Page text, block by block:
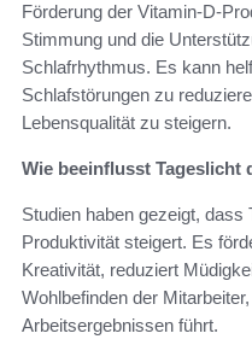
Förderung der Vitamin-D-
Stimmung und die
Schlafrhythmus. Es kann
Schlafstörungen zu
Lebensqualität zu steigern.
Wie beeinflusst
Studien haben gezeigt, dass
Produktivität steigert. Es
Kreativität, reduziert
Wohlbefinden der
Arbeitsergebnissen führt.